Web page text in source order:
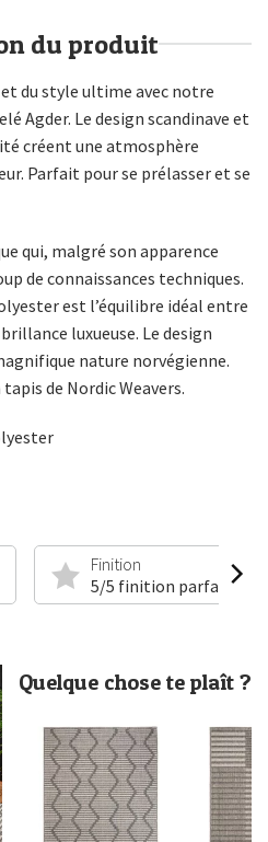
du produit
du style ultime avec notre
Agder. Le design scandinave et
créent une atmosphère
Parfait pour se prélasser et se
qui, malgré son apparence
de connaissances techniques.
est l’équilibre idéal entre
luxueuse. Le design
nature norvégienne.
de Nordic Weavers.
Finition
5/5 finition parfaite
Quelque chose te plaît ?